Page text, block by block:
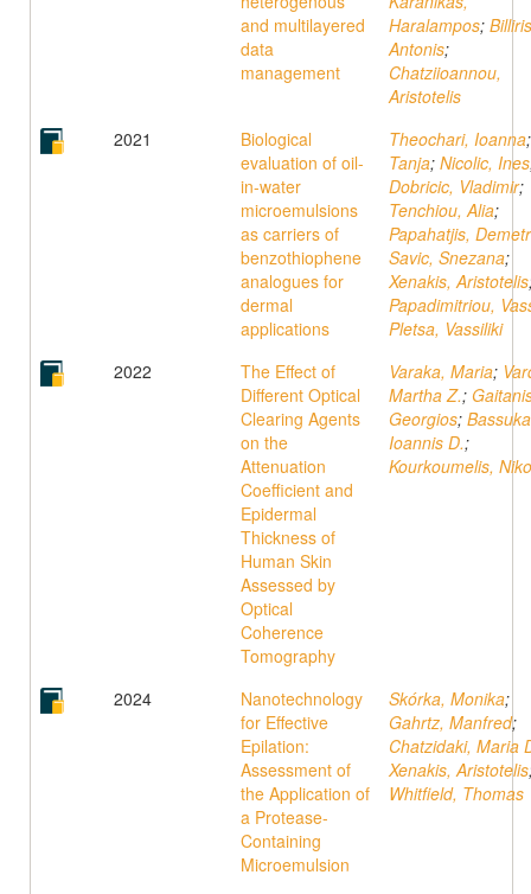
and multilayered
data
management
Haralampos;
Antonis;
Chatziioannou,
Aristotelis
2021
Biological
evaluation of oil-
in-water
microemulsions
as carriers of
benzothiophene
analogues for
dermal
applications
Theochari, Ioanna
Tanja; Nicolic, Ines
Dobricic, Vladimir;
Tenchiou, Alia;
Papahatjis,
Savic, Snezana;
Xenakis, Aristotelis
Papadimitriou,
Pletsa, Vassiliki
2022
The Effect of
Different Optical
Clearing Agents
on the
Attenuation
Coefficient and
Epidermal
Thickness of
Human Skin
Assessed by
Optical
Coherence
Tomography
Varaka, Maria;
Martha Z.;
Georgios;
Ioannis D.;
Kourkoumelis,
2024
Nanotechnology
for Effective
Epilation:
Assessment of
the Application of
a Protease-
Containing
Microemulsion
Skórka, Monika;
Gahrtz, Manfred;
Chatzidaki, Maria
Xenakis, Aristotelis
Whitfield, Thomas